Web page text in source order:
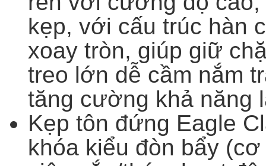
kẹp, với cấu trúc hàn
xoay tròn, giúp giữ
treo lớn dễ cầm nắm
tăng cường khả năng
Kẹp tôn đứng Eagle
khóa kiểu đòn bẩy